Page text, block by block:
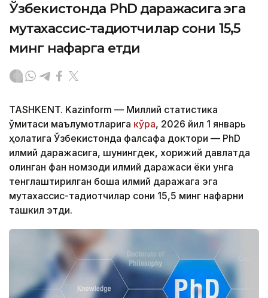
Ўзбекистонда PhD даражасига эга
мутахассис-тадқиқотчилар сони 15,5
минг нафарга етди
TASHKENT. Kazinform — Миллий статистика
қўмитаси маълумотларига кўра, 2026 йил 1 январь
ҳолатига Ўзбекистонда фалсафа доктори — PhD
илмий даражасига, шунингдек, хорижий давлатда
олинган фан номзоди илмий даражаси ёки унга
тенглаштирилган бошқа илмий даражага эга
мутахассис-тадқиқотчилар сони 15,5 минг нафарни
ташкил этди.